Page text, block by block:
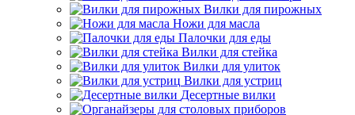
Вилки для пирожных
Ножи для масла
Палочки для еды
Вилки для стейка
Вилки для улиток
Вилки для устриц
Десертные вилки